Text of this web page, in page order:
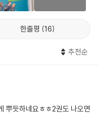
돕기 위해 각 권마다 메시지
함께 부자 여행을 떠나면 부
한줄평 16
추천순
뿌듯하네요ㅎㅎ2권도 나오면